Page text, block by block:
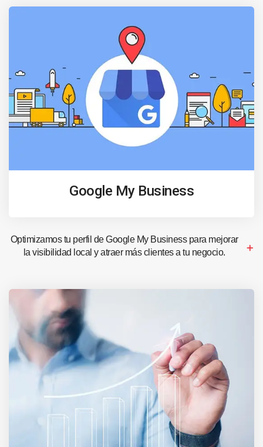
Google My Business
Optimizamos tu perfil de Google My Business para mejorar
la visibilidad local y atraer más clientes a tu negocio.